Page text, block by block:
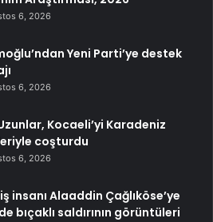
6, 2026
Yeni Parti’ye destek
6, 2026
Kocaeli’yi Karadeniz
coşturdu
6, 2026
insanı Alaaddin Çağlıköse’ye
bıçaklı saldırının görüntüleri